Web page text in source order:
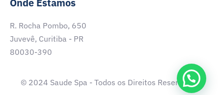
Onde Estamos
R. Rocha Pombo, 650
Juvevê, Curitiba - PR
80030-390
© 2024 Saude Spa - Todos os Direitos Reservados